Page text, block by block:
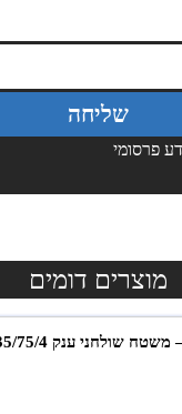
פרסומי
שליחה
מוצרים דומים